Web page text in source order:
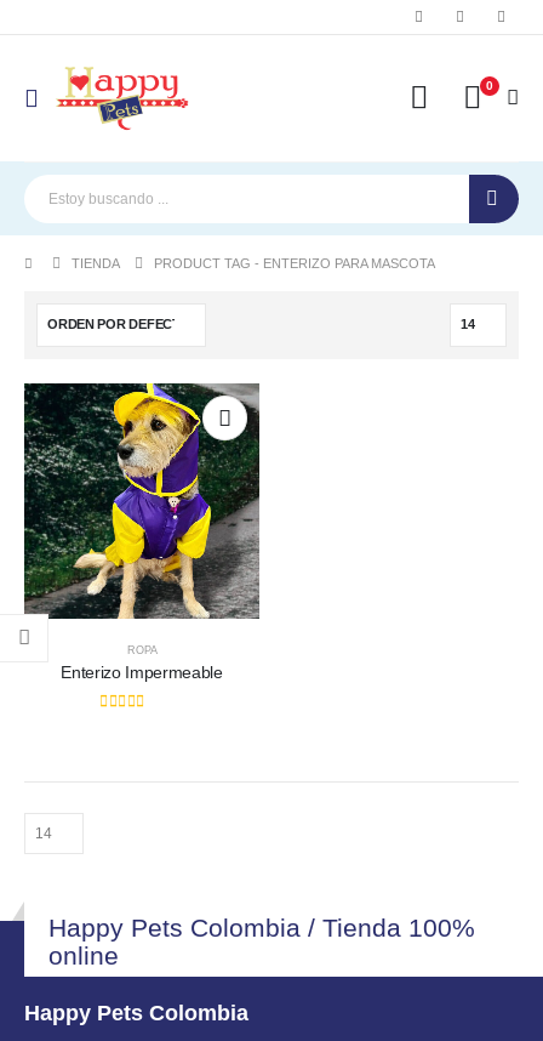
0
TIENDA PRODUCT TAG - ENTERIZO PARA MASCOTA
ROPA
Enterizo Impermeable
Happy Pets Colombia / Tienda 100%
online
Happy Pets Colombia